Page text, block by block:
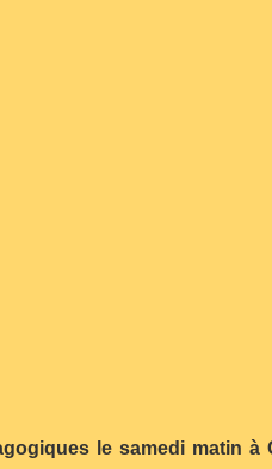
le samedi matin à